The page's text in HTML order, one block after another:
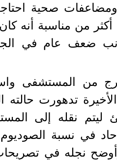
ومضاعفات صحية
من مناسبة أنه
ضعف عام في
من المستشفى
الأخيرة تدهورت
ليتم نقله إلى
في نسبة
نجله في